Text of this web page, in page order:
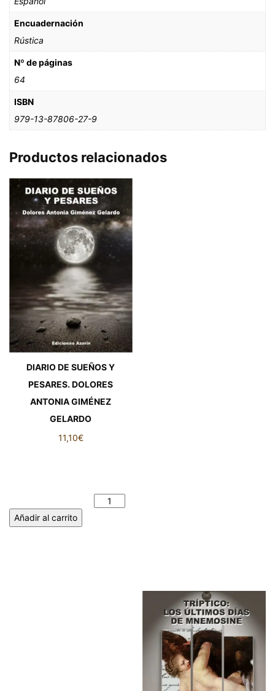
Encuadernación
Rústica
Nº de páginas
64
ISBN
979-13-87806-27-9
Productos relacionados
DIARIO DE SUEÑOS Y
PESARES. DOLORES
ANTONIA GIMÉNEZ
GELARDO
11,10€
Añadir al carrito